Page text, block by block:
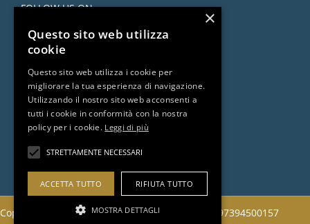
FOLLOW US ON
SERVICES
AGREEMENTS
ASK THE ATTORNEY
DOCUMENTS AND RESOURCES
Copyright 2022 © Assorestauro Servizi Srl | CF 97394500157
×
Questo sito web utilizza
cookie
Questo sito web utilizza i cookie per
migliorare la tua esperienza di navigazione.
Utilizzando il nostro sito web acconsenti a
tutti i cookie in conformità con la nostra
policy per i cookie. Leggi di più
STRETTAMENTE NECESSARI
ACCETTA TUTTO RIFIUTA TUTTO
MOSTRA DETTAGLI